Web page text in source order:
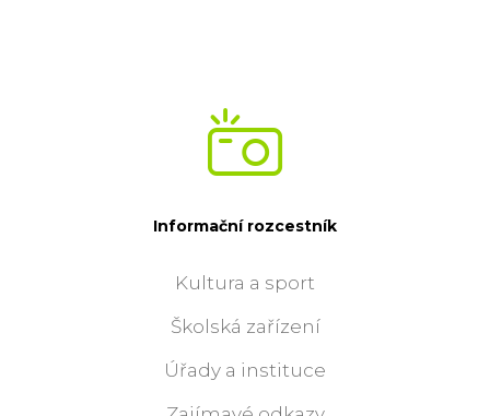
Informační rozcestník
Kultura a sport
Školská zařízení
Úřady a instituce